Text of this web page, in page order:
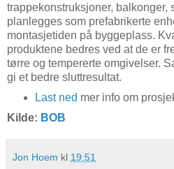
trappekonstruksjoner, balkonger,
planlegges som prefabrikerte
montasjetiden på byggeplass.
produktene bedres ved at de er
tørre og tempererte omgivelser.
gi et bedre sluttresultat.
Last ned mer info om
Kilde: BOB
Jon Hoem kl 19:51